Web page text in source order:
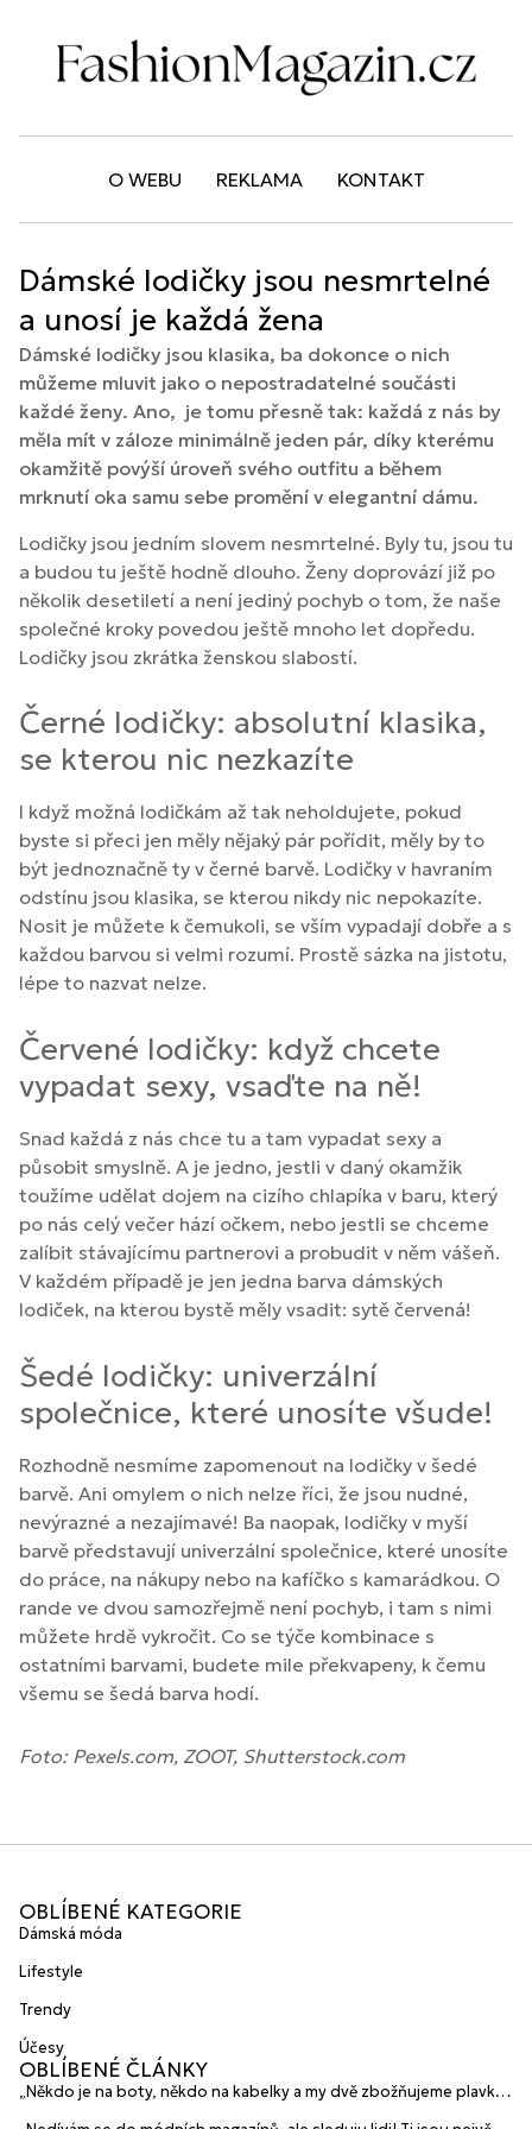
O WEBU REKLAMA KONTAKT
Dámské lodičky jsou nesmrtelné
a unosí je každá žena
Dámské lodičky jsou klasika, ba dokonce o nich
můžeme mluvit jako o nepostradatelné součásti
každé ženy. Ano, je tomu přesně tak: každá z nás by
měla mít v záloze minimálně jeden pár, díky kterému
okamžitě povýší úroveň svého outfitu a během
mrknutí oka samu sebe promění v elegantní dámu.
Lodičky jsou jedním slovem nesmrtelné. Byly tu, jsou tu
a budou tu ještě hodně dlouho. Ženy doprovází již po
několik desetiletí a není jediný pochyb o tom, že naše
společné kroky povedou ještě mnoho let dopředu.
Lodičky jsou zkrátka ženskou slabostí.
Černé lodičky: absolutní klasika,
se kterou nic nezkazíte
I když možná lodičkám až tak neholdujete, pokud
byste si přeci jen měly nějaký pár pořídit, měly by to
být jednoznačně ty v černé barvě. Lodičky v havraním
odstínu jsou klasika, se kterou nikdy nic nepokazíte.
Nosit je můžete k čemukoli, se vším vypadají dobře a s
každou barvou si velmi rozumí. Prostě sázka na jistotu,
lépe to nazvat nelze.
Červené lodičky: když chcete
vypadat sexy, vsaďte na ně!
Snad každá z nás chce tu a tam vypadat sexy a
působit smyslně. A je jedno, jestli v daný okamžik
toužíme udělat dojem na cizího chlapíka v baru, který
po nás celý večer hází očkem, nebo jestli se chceme
zalíbit stávajícímu partnerovi a probudit v něm vášeň.
V každém případě je jen jedna barva dámských
lodiček, na kterou bystě měly vsadit: sytě červená!
Šedé lodičky: univerzální
společnice, které unosíte všude!
Rozhodně nesmíme zapomenout na lodičky v šedé
barvě. Ani omylem o nich nelze říci, že jsou nudné,
nevýrazné a nezajímavé! Ba naopak, lodičky v myší
barvě představují univerzální společnice, které unosíte
do práce, na nákupy nebo na kafíčko s kamarádkou. O
rande ve dvou samozřejmě není pochyb, i tam s nimi
můžete hrdě vykročit. Co se týče kombinace s
ostatními barvami, budete mile překvapeny, k čemu
všemu se šedá barva hodí.
Foto: Pexels.com, ZOOT, Shutterstock.com
OBLÍBENÉ KATEGORIE
Dámská móda
Lifestyle
Trendy
Účesy
OBLÍBENÉ ČLÁNKY
„Někdo je na boty, někdo na kabelky a my dvě zbožňujeme plavky“